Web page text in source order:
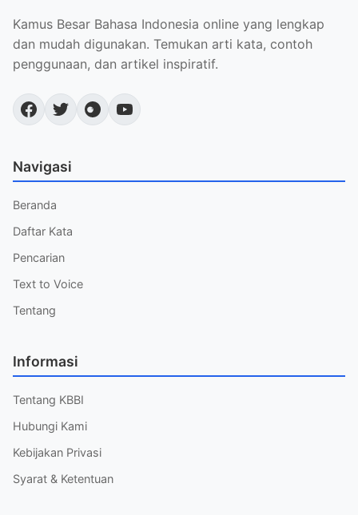
Kamus Besar Bahasa Indonesia online yang lengkap
dan mudah digunakan. Temukan arti kata, contoh
penggunaan, dan artikel inspiratif.
Navigasi
Beranda
Daftar Kata
Pencarian
Text to Voice
Tentang
Informasi
Tentang KBBI
Hubungi Kami
Kebijakan Privasi
Syarat & Ketentuan